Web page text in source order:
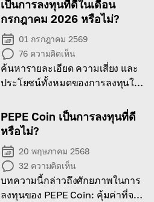
เป็นการลงทุนที่ดีในเดือน
กรกฎาคม 2026 หรือไม่?
01 กรกฎาคม 2569
76 ความคิดเห็น
ค้นหารายละเอียด ความเสี่ยง และ
ประโยชน์ทั้งหมดของการลงทุนใน
กรกฎาคม 2026 ได้ในบทความนี้
PEPE Coin เป็นการลงทุนที่ดี
หรือไม่?
20 พฤษภาคม 2568
32 ความคิดเห็น
บทความนี้กล่าวถึงศักยภาพในการ
ลงทุนของ PEPE Coin: คุ้มค่าที่จะ